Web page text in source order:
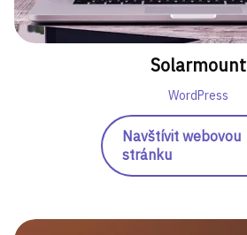
Solarmount
WordPress
Navštívit webovou
stránku